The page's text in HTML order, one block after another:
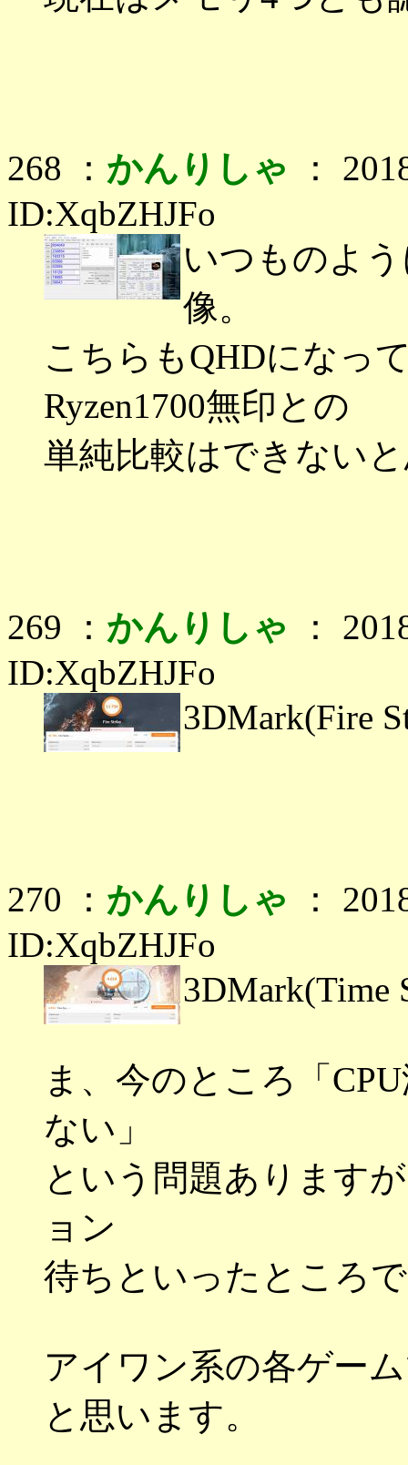
268 ： かんりしゃ ：
ID:XqbZHJFo
いつものよ
像。
こちらもQHDになっ
Ryzen1700無印との
単純比較はできない
269 ： かんりしゃ ：
ID:XqbZHJFo
3DMark(Fire
270 ： かんりしゃ ：
ID:XqbZHJFo
3DMark(Time
ま、今のところ「
ない」
という問題あります
ョン
待ちといったところ
アイワン系の各ゲー
と思います。